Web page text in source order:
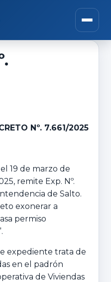
Abrir
Nº. 7.661/2025
19 de marzo de
remite Exp. Nº.
de Salto.
exonerar a
permiso
expediente trata de
en el padrón
de Viviendas